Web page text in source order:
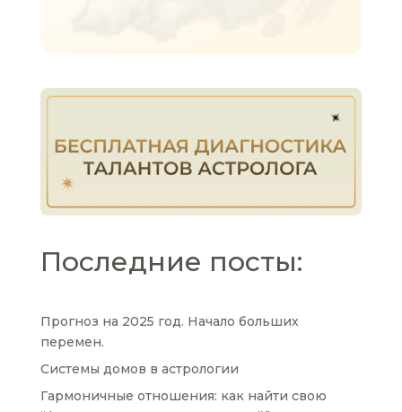
Последние посты:
Прогноз на 2025 год. Начало больших
перемен.
Системы домов в астрологии
Гармоничные отношения: как найти свою